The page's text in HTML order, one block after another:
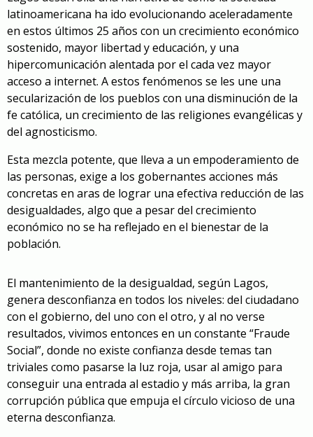
latinoamericana ha ido evolucionando aceleradamente
en estos últimos 25 años con un crecimiento económico
sostenido, mayor libertad y educación, y una
hipercomunicación alentada por el cada vez mayor
acceso a internet. A estos fenómenos se les une una
secularización de los pueblos con una disminución de la
fe católica, un crecimiento de las religiones evangélicas y
del agnosticismo.
Esta mezcla potente, que lleva a un empoderamiento de
las personas, exige a los gobernantes acciones más
concretas en aras de lograr una efectiva reducción de las
desigualdades, algo que a pesar del crecimiento
económico no se ha reflejado en el bienestar de la
población.
El mantenimiento de la desigualdad, según Lagos,
genera desconfianza en todos los niveles: del ciudadano
con el gobierno, del uno con el otro, y al no verse
resultados, vivimos entonces en un constante “Fraude
Social”, donde no existe confianza desde temas tan
triviales como pasarse la luz roja, usar al amigo para
conseguir una entrada al estadio y más arriba, la gran
corrupción pública que empuja el círculo vicioso de una
eterna desconfianza.